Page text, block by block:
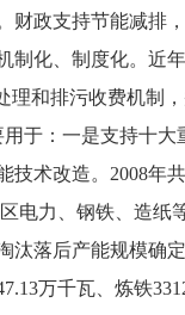
政支持节能减排
制化、制度化。近
理和排污收费机制
于：一是支持十
术改造。2008年
电力、钢铁、造纸
汰落后产能规模确
万千瓦、炼铁